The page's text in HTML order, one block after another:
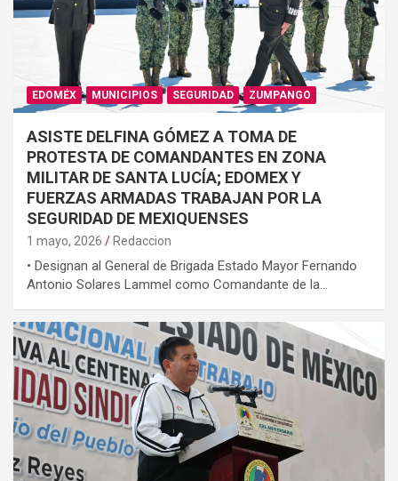
EDOMÉX MUNICIPIOS SEGURIDAD ZUMPANGO
ASISTE DELFINA GÓMEZ A TOMA DE
PROTESTA DE COMANDANTES EN ZONA
MILITAR DE SANTA LUCÍA; EDOMEX Y
FUERZAS ARMADAS TRABAJAN POR LA
SEGURIDAD DE MEXIQUENSES
1 mayo, 2026 Redaccion
• ⁠Designan al General de Brigada Estado Mayor Fernando
Antonio Solares Lammel como Comandante de la…